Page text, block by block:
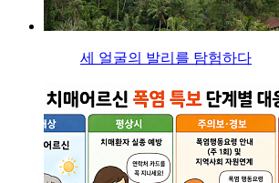
세 얼굴의 발리를 탐험하다